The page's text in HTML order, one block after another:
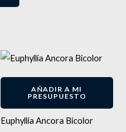
AÑADIR A MI
PRESUPUESTO
Euphyllia Ancora Bicolor